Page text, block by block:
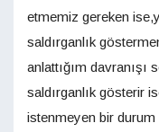
etmemiz gereken
saldırganlık
anlattığım davranışı
saldırganlık gösterir
istenmeyen bir durum